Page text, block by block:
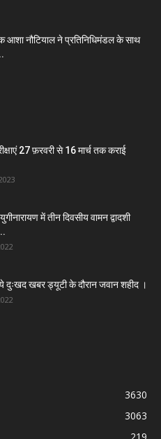
आशा नौटियाल ने प्रतिनिधिमंडल के साथ
27 फ़रवरी से 16 मार्च तक कराई
में तीन दिवसीय वामन द्वादशी
दुःखद खबर ड्यूटी के दौरान जवान शहीद ।
3630
3063